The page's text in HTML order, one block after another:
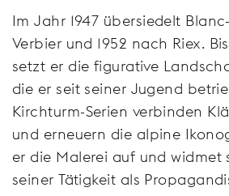
Im Jahr 1947 übersiedelt
Verbier und 1952 nach Riex.
setzt er die figurative
die er seit seiner Jugend
Kirchturm-Serien verbinden
und erneuern die alpine
er die Malerei auf und
seiner Tätigkeit als